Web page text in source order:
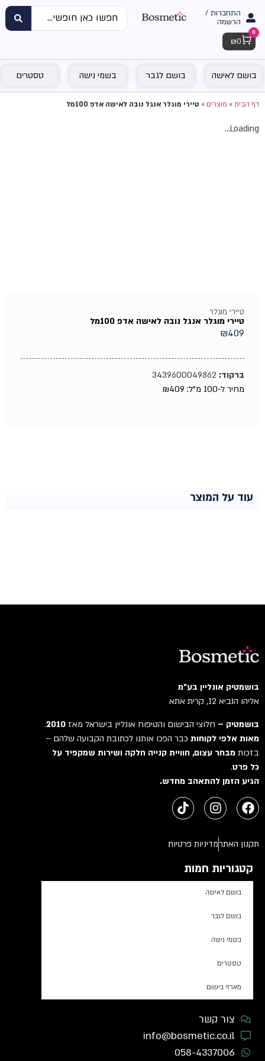
התחברות /
הרשמה
Cart
0
₪ 0
בושם לאישה בושם לגבר בשמי נישה טסטרים
דף הבית»מוצרים»טיירי מוגלר אנגל נובה לאישה אדפ 100מל
Loading...
טיירי מוגלר
טיירי מוגלר אנגל נובה לאישה אדפ 100מל
₪409
ברקוד:3439600049862
מחיר ל-100 מ"ל:
₪409
עוד על המוצר
בושמטיק אונליין בע"מ
אליהו הנביא 12, קרית אתא
בושמטיק –חלוצי הבישום והטיפוח אונליין בישראל מאז2010
.
מאות אלפי לקוחותכבר הפכו אותנו לכתובת הקבועה שלהם –
בזכותמבחר עצום, חוויית קנייה חלקה ושירות שמקפיד על
כל פרט.
הגיע הזמן להתאהב מחדש.
תקנון האתרמדיניות פרטיות
קטגוריות חמות
בושם לאישה
בושם לגבר
בשמי נישה
טסטרים
מארזי בישום
צור קשר
info@bosmetic.co.il
058-4337006